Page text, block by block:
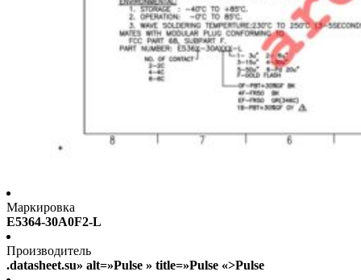
Маркировка
E5364-30A0F2-L
Производитель
.datasheet.su» alt=»Pulse » title=»Pulse «>Pulse